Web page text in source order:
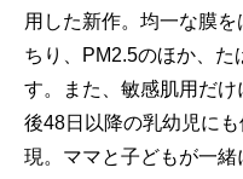
用した新作。均一な膜
ちり、PM2.5のほか、た
す。また、敏感肌用だ
後48日以降の乳幼児に
現。ママと子どもが一